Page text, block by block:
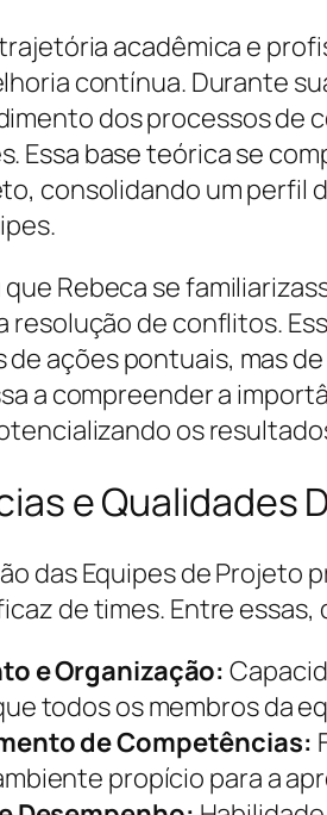
acadêmica e
contínua. Durante
dos processos de
Essa base teórica se
consolidando um
Rebeca se
de conflitos.
ações pontuais, mas
a compreender a
os
e Qualidades
das Equipes de Projeto
de times. Entre essas,
e Organização:
todos os membros da
de Competências:
propício para a